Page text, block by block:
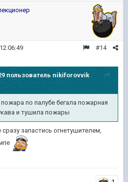
#14
пользователь nikiforovvik
по палубе бегала пожарная
и тушила пожары
запастись огнетушителем,